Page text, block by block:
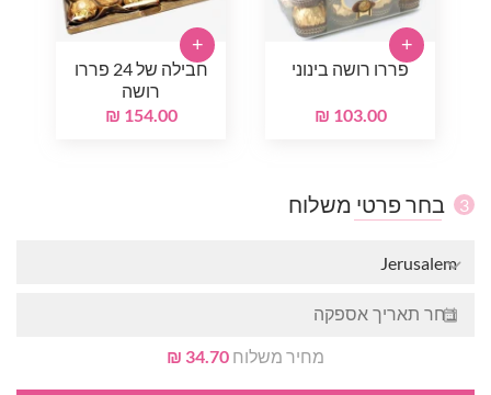
פררו רושה בינוני
103.00 ₪
+
חבילה של 24 פררו
רושה
154.00 ₪
+
3 בחר פרטי משלוח
Jerusalem
מחיר משלוח 34.70 ₪